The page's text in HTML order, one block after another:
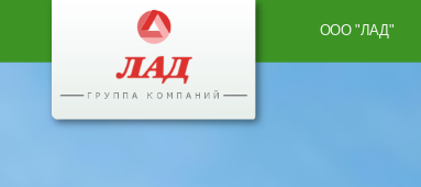
ООО "ЛАД"